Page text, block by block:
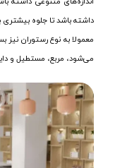
داشته باشد تا جلوه
معمولا به نوع رستوران
می‌شود، مربع، مستطیل و